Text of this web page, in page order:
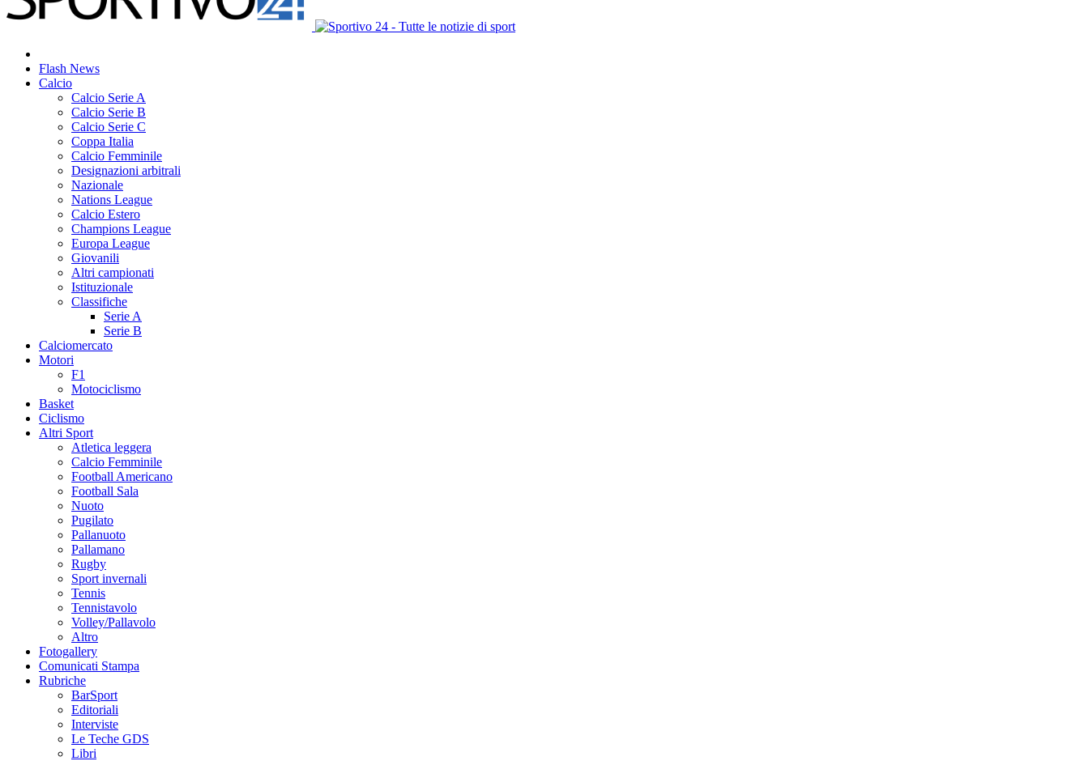
Flash News
Calcio
Calcio Serie A
Calcio Serie B
Calcio Serie C
Coppa Italia
Calcio Femminile
Designazioni arbitrali
Nazionale
Nations League
Calcio Estero
Champions League
Europa League
Giovanili
Altri campionati
Istituzionale
Classifiche
Serie A
Serie B
Calciomercato
Motori
F1
Motociclismo
Basket
Ciclismo
Altri Sport
Atletica leggera
Calcio Femminile
Football Americano
Football Sala
Nuoto
Pugilato
Pallanuoto
Pallamano
Rugby
Sport invernali
Tennis
Tennistavolo
Volley/Pallavolo
Altro
Fotogallery
Comunicati Stampa
Rubriche
BarSport
Editoriali
Interviste
Le Teche GDS
Libri